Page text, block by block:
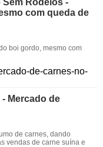
com queda de
boi gordo, mesmo com
Mercado de
de carnes, dando
vendas de carne suína e